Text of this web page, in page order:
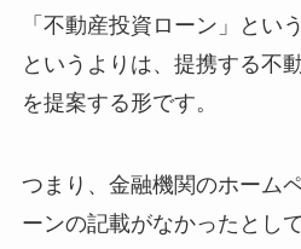
「不動産投資ローン」とい
というよりは、提携する不
を提案する形です。
つまり、金融機関のホーム
ーンの記載がなかったとし